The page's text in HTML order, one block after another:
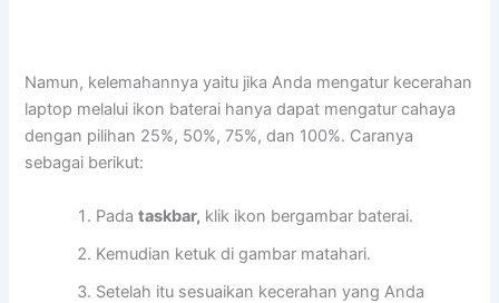
Namun, kelemahannya yaitu jika Anda mengatur kecerahan
laptop melalui ikon baterai hanya dapat mengatur cahaya
dengan pilihan 25%, 50%, 75%, dan 100%. Caranya
sebagai berikut:
Padataskbar, klik ikon bergambar baterai.
Kemudian ketuk di gambar matahari.
Setelah itu sesuaikan kecerahan yang Anda